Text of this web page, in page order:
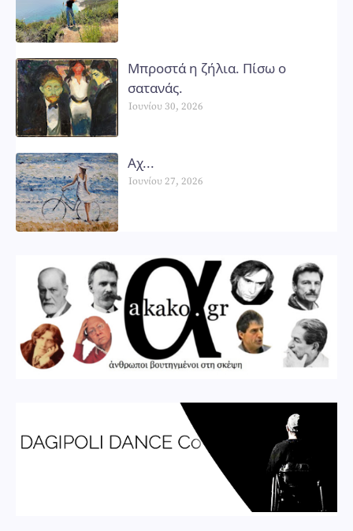
Μπροστά η ζήλια. Πίσω ο
σατανάς.
Ιουνίου 30, 2026
Αχ...
Ιουνίου 27, 2026